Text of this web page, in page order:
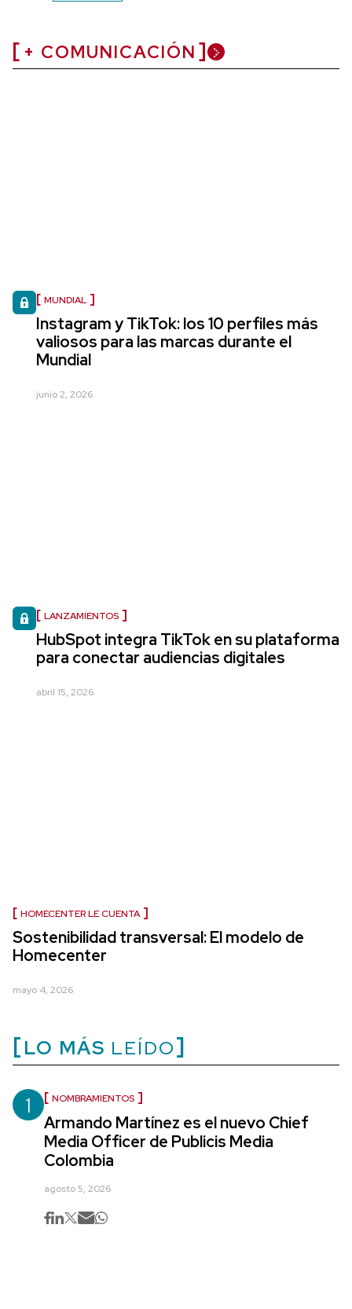
+ COMUNICACIÓN
MUNDIAL
Instagram y TikTok: los 10 perfiles más
valiosos para las marcas durante el
Mundial
junio 2, 2026
LANZAMIENTOS
HubSpot integra TikTok en su plataforma
para conectar audiencias digitales
abril 15, 2026
HOMECENTER LE CUENTA
Sostenibilidad transversal: El modelo de
Homecenter
mayo 4, 2026
LO MÁS LEÍDO
1 NOMBRAMIENTOS
Armando Martínez es el nuevo Chief
Media Officer de Publicis Media
Colombia
agosto 5, 2026